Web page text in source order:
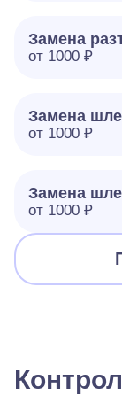
Замена
от 1000 ₽
Замена
от 1000 ₽
Замена
от 1000 ₽